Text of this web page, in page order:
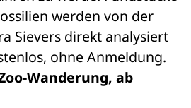
werden von der
Sievers direkt analysiert
ohne Anmeldung.
Wanderung, ab